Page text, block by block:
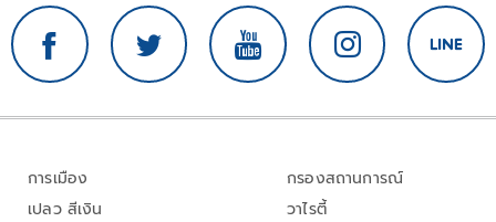
การเมือง
เปลว สีเงิน
กรองสถานการณ์
วาไรตี้